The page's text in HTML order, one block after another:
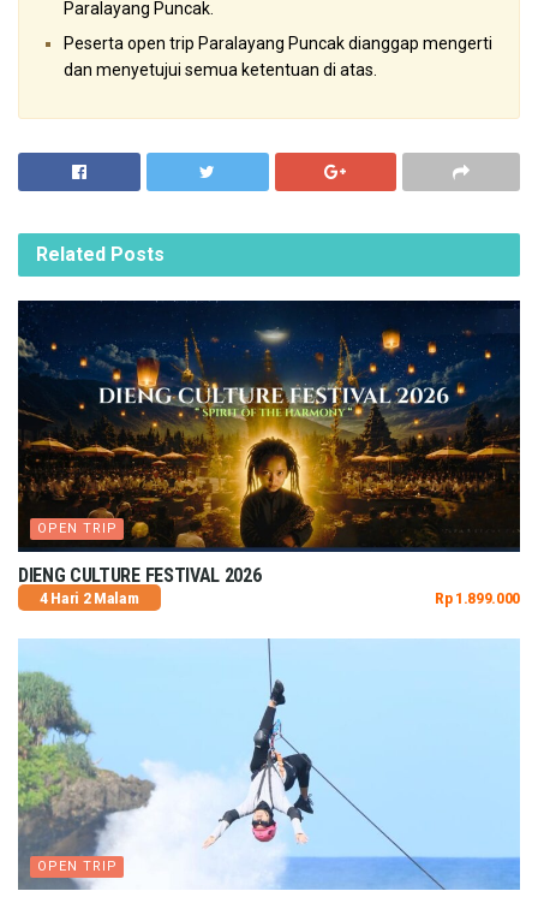
Paralayang Puncak.
Peserta open trip Paralayang Puncak dianggap mengerti
dan menyetujui semua ketentuan di atas.
Related Posts
OPEN TRIP
DIENG CULTURE FESTIVAL 2026
4 Hari 2 Malam Rp 1.899.000
OPEN TRIP